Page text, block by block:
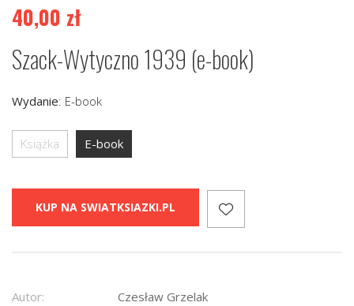
40,00 zł
Szack-Wytyczno 1939 (e-book)
Wydanie: E-book
Książka E-book
KUP NA SWIATKSIAZKI.PL
Autor: Czesław Grzelak